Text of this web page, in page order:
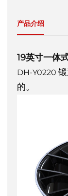
产品介绍
19英寸一体
DH-Y0220
的。